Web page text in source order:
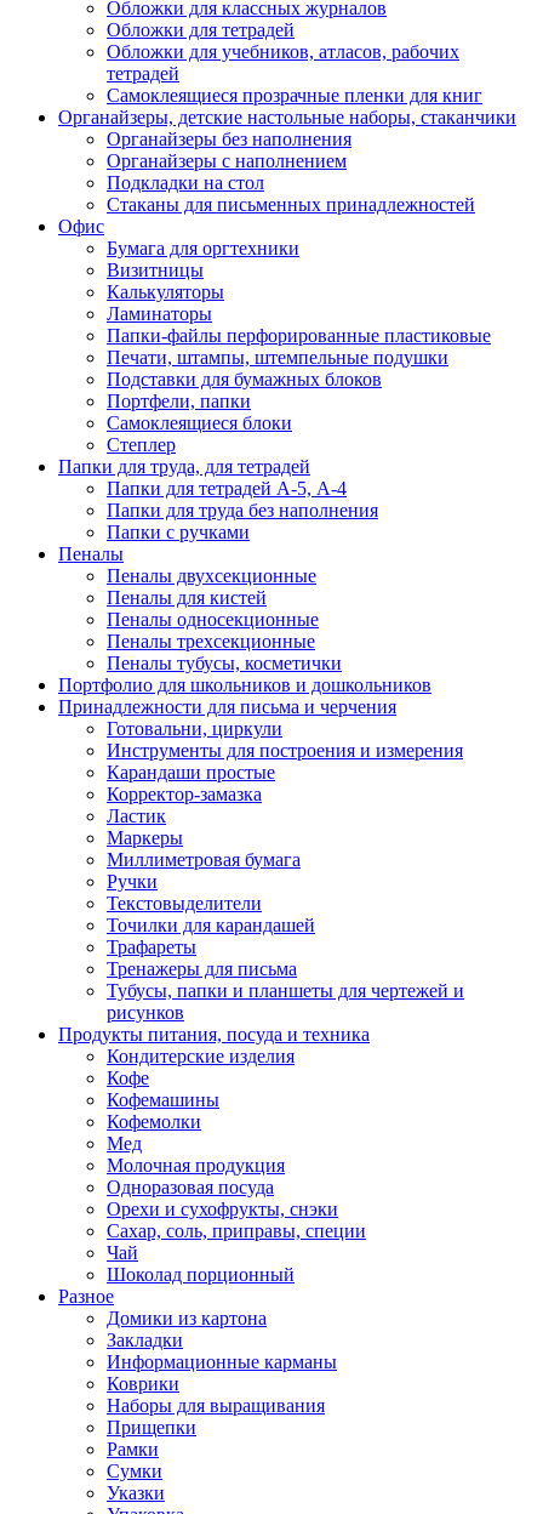
Обложки для классных журналов
Обложки для тетрадей
Обложки для учебников, атласов, рабочих
тетрадей
Самоклеящиеся прозрачные пленки для книг
Органайзеры, детские настольные наборы, стаканчики
Органайзеры без наполнения
Органайзеры с наполнением
Подкладки на стол
Стаканы для письменных принадлежностей
Офис
Бумага для оргтехники
Визитницы
Калькуляторы
Ламинаторы
Папки-файлы перфорированные пластиковые
Печати, штампы, штемпельные подушки
Подставки для бумажных блоков
Портфели, папки
Самоклеящиеся блоки
Степлер
Папки для труда, для тетрадей
Папки для тетрадей А-5, А-4
Папки для труда без наполнения
Папки с ручками
Пеналы
Пеналы двухсекционные
Пеналы для кистей
Пеналы односекционные
Пеналы трехсекционные
Пеналы тубусы, косметички
Портфолио для школьников и дошкольников
Принадлежности для письма и черчения
Готовальни, циркули
Инструменты для построения и измерения
Карандаши простые
Корректор-замазка
Ластик
Маркеры
Миллиметровая бумага
Ручки
Текстовыделители
Точилки для карандашей
Трафареты
Тренажеры для письма
Тубусы, папки и планшеты для чертежей и
рисунков
Продукты питания, посуда и техника
Кондитерские изделия
Кофе
Кофемашины
Кофемолки
Мед
Молочная продукция
Одноразовая посуда
Орехи и сухофрукты, снэки
Сахар, соль, приправы, специи
Чай
Шоколад порционный
Разное
Домики из картона
Закладки
Информационные карманы
Коврики
Наборы для выращивания
Прищепки
Рамки
Сумки
Указки